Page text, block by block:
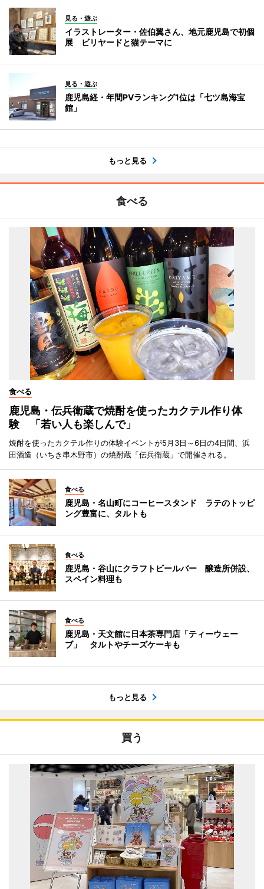
見る・遊ぶ
イラストレーター・佐伯翼さん、地元鹿児島で初個
展 ビリヤードと猫テーマに
見る・遊ぶ
鹿児島経・年間PVランキング1位は「七ツ島海宝
館」
もっと見る
食べる
食べる
鹿児島・伝兵衛蔵で焼酎を使ったカクテル作り体
験 「若い人も楽しんで」
焼酎を使ったカクテル作りの体験イベントが5月3日～6日の4日間、浜
田酒造（いちき串木野市）の焼酎蔵「伝兵衛蔵」で開催される。
食べる
鹿児島・名山町にコーヒースタンド ラテのトッピ
ング豊富に、タルトも
食べる
鹿児島・谷山にクラフトビールバー 醸造所併設、
スペイン料理も
食べる
鹿児島・天文館に日本茶専門店「ティーウェー
ブ」 タルトやチーズケーキも
もっと見る
買う